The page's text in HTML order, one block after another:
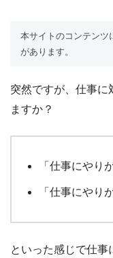
本サイトのコンテンツ
があります。
突然ですが、仕事に
ますか？
「仕事にやり
「仕事にやり
といった感じで仕